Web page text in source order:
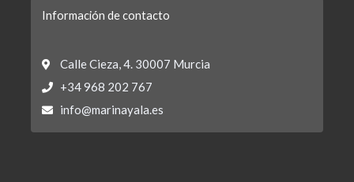
Información de contacto
Calle Cieza, 4. 30007 Murcia
+34 968 202 767
info@marinayala.es